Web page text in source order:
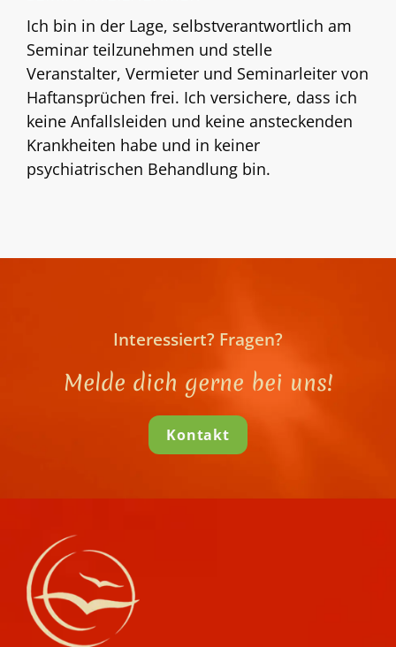
Ich bin in der Lage, selbstverantwortlich am
Seminar teilzunehmen und stelle
Veranstalter, Vermieter und Seminarleiter von
Haftansprüchen frei. Ich versichere, dass ich
keine Anfallsleiden und keine ansteckenden
Krankheiten habe und in keiner
psychiatrischen Behandlung bin.
Interessiert? Fragen?
Melde dich gerne bei uns!
Kontakt